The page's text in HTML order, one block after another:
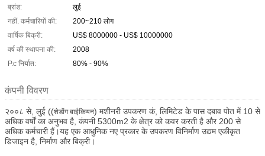
ब्रांड:
लुई
नहीं. कर्मचारियों की:
200~210 लोग
वार्षिक बिक्री:
US$ 8000000 - US$ 10000000
वर्ष की स्थापना की:
2008
P.c निर्यात:
80% - 90%
कंपनी विवरण
२००८ से, लुई ((शेडोंग बाईकियन) मशीनरी उपकरण कं, लिमिटेड के पास दबाव पोत में 10 से
अधिक वर्षों का अनुभव है, कंपनी 5300m2 के क्षेत्र को कवर करती है और 200 से
अधिक कर्मचारी हैं।यह एक आधुनिक नए प्रकार के उपकरण विनिर्माण उद्यम एकीकृत
डिजाइन है, निर्माण और बिक्री।